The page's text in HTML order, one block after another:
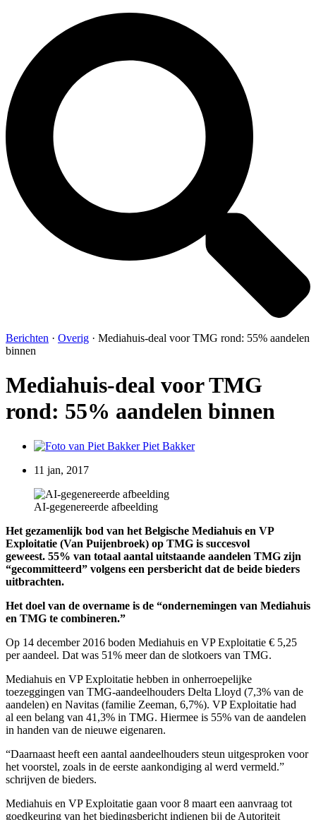
Berichten · Overig · Mediahuis-deal voor TMG rond: 55% aandelen
binnen
Mediahuis-deal voor TMG
rond: 55% aandelen binnen
Piet Bakker
11 jan, 2017
AI-gegenereerde afbeelding
Het gezamenlijk bod van het Belgische Mediahuis en VP
Exploitatie (Van Puijenbroek) op TMG is succesvol
geweest. 55% van totaal aantal uitstaande aandelen TMG zijn
“gecommitteerd” volgens een persbericht dat de beide bieders
uitbrachten.
Het doel van de overname is de “ondernemingen van Mediahuis
en TMG te combineren.”
Op 14 december 2016 boden Mediahuis en VP Exploitatie € 5,25
per aandeel. Dat was 51% meer dan de slotkoers van TMG.
Mediahuis en VP Exploitatie hebben in onherroepelijke
toezeggingen van TMG-aandeelhouders Delta Lloyd (7,3% van de
aandelen) en Navitas (familie Zeeman, 6,7%). VP Exploitatie had
al een belang van 41,3% in TMG. Hiermee is 55% van de aandelen
in handen van de nieuwe eigenaren.
“Daarnaast heeft een aantal aandeelhouders steun uitgesproken voor
het voorstel, zoals in de eerste aankondiging al werd vermeld.”
schrijven de bieders.
Mediahuis en VP Exploitatie gaan voor 8 maart een aanvraag tot
goedkeuring van het biedingsbericht indienen bij de Autoriteit